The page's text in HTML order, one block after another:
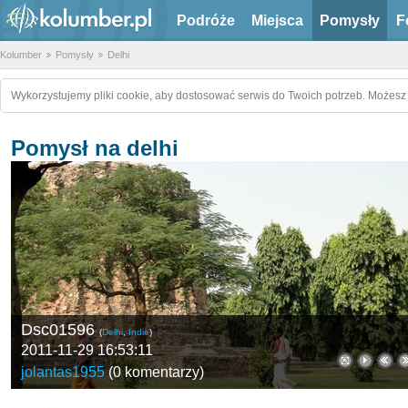
Podróże Miejsca Pomysły
Kolumber Pomysły Delhi
Wykorzystujemy pliki cookie, aby dostosować serwis do Twoich potrzeb.
Pomysł na delhi
Dsc01596 (Delhi,Indie)
2011-11-29 16:53:11
jolantas1955(0 komentarzy)